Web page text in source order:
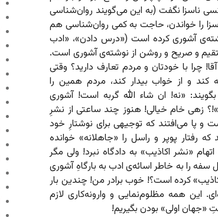
ناسزا نگفت (به این می‌گویند روان‌شناسی
را خواندن، حاجت به کمی روان‌شناسی هم
آشوری کرده است («درس دادن»، «ادب
و صریح و روشن از نوشته‌ی آشوری است.
چرا با خودتان و مردم تعارف دارید؟ وقتی
کند و از خواب بیدار کند، مردم همین را
«نه! ان شاء الله گربه است! آشوری
زهی خام خیالی! هنوز چند ساعتی از نشرِ
پا می‌افتند که توجیهی برای نوشتارِ خود
رفتار پوپر و راسل را «جاهلانه» خوانده
«نشر اکاذیب» به دادگاه نبرد! ولی مگر
را به خاطر اسائه‌ی ادب به بارگاهِ آشوری
کرده است؟!‌ خوب برادر من! چندین بار
این همه مظلوم‌نمایی و وارونه‌کاری لازم
«جهان اولی» بودن بگیریم!